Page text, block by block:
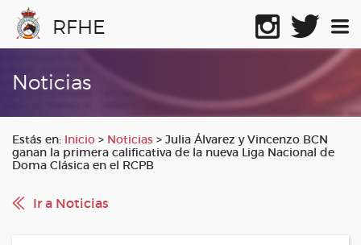
RFHE
Noticias
Estás en: Inicio > Noticias > Julia Álvarez y Vincenzo BCN
ganan la primera calificativa de la nueva Liga Nacional de
Doma Clásica en el RCPB
Ir a Noticias